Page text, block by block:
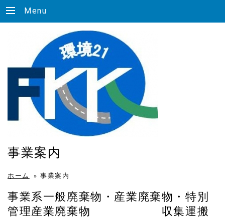
Menu
事業案内
ホーム » 事業案内
事業系一般廃棄物・産業廃棄物・特別
管理産業廃棄物 収集運搬